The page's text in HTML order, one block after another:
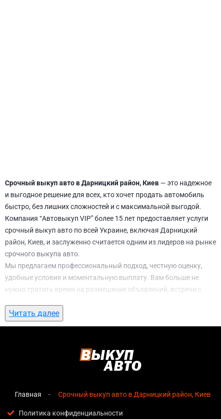
Срочный выкуп авто в Дарницкий район, Киев — это надежное
и выгодное решение для всех, кто хочет продать автомобиль
быстро, без лишних сложностей и с максимальной выгодой.
Компания “Автовыкуп VIP” более 15 лет предоставляет услуги
срочный выкуп авто по всей Украине, включая Дарницкий
район, Киев, и заслуженно считается одним из лидеров на рынке
срочного выкупа авто.
Мы предлагаем профессиональный подход, честную оценку,
удобные условия и моментальную выплату. Вам больше не
нужно тратить время на размещение объявлений, встречи с
ожидание. С нами вы можете
район, Киеввсего за 1 день.
срочный выкуп авто в Дарницкий район,
Мгновенная оценка— предварительная стоимость
озвучивается сразу после обращения, без скрытых
Читать далее
Главная Срочный выкуп авто в Дарницкий район, Киев
Политика конфиденциальности